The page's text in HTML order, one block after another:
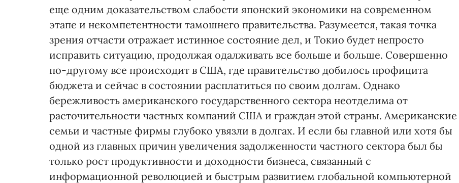
еще одним доказательством слабости японский экономики на современном
этапе и некомпетентности тамошнего правительства. Разумеется, такая точка
зрения отчасти отражает истинное состояние дел, и Токио будет непросто
исправить ситуацию, продолжая одалживать все больше и больше. Совершенно
по-другому все происходит в США, где правительство добилось профицита
бюджета и сейчас в состоянии расплатиться по своим долгам. Однако
бережливость американского государственного сектора неотделима от
расточительности частных компаний США и граждан этой страны. Американские
семьи и частные фирмы глубоко увязли в долгах. И если бы главной или хотя бы
одной из главных причин увеличения задолженности частного сектора был бы
только рост продуктивности и доходности бизнеса, связанный с
информационной революцией и быстрым развитием глобальной компьютерной